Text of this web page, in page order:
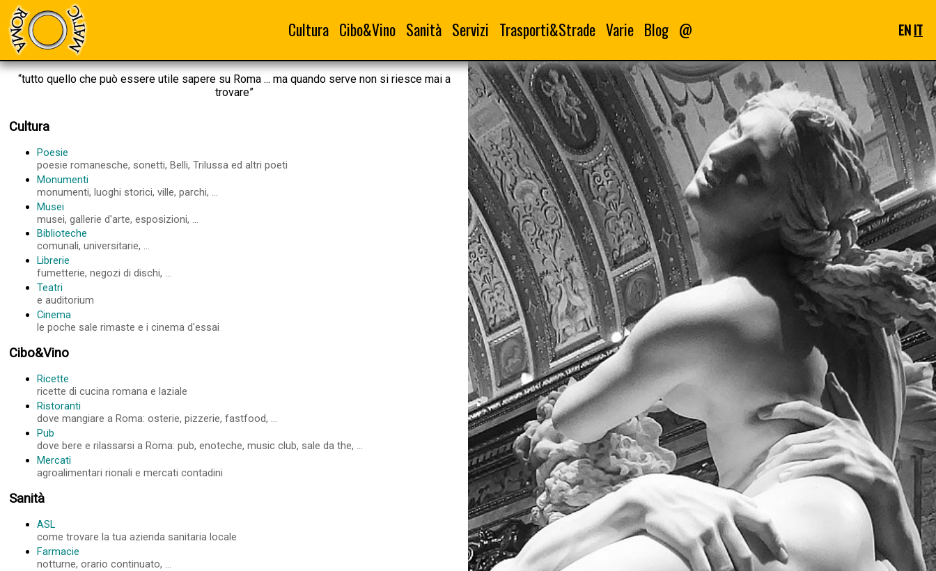
Cultura Cibo&Vino Sanità Servizi Trasporti&Strade Varie Blog @ ENIT
“tutto quello che può essere utile sapere su Roma ... ma quando serve non si riesce mai a
trovare”
Cultura
Poesie
poesie romanesche, sonetti, Belli, Trilussa ed altri poeti
Monumenti
monumenti, luoghi storici, ville, parchi, ...
Musei
musei, gallerie d'arte, esposizioni, ...
Biblioteche
comunali, universitarie, ...
Librerie
fumetterie, negozi di dischi, ...
Teatri
e auditorium
Cinema
le poche sale rimaste e i cinema d'essai
Cibo&Vino
Ricette
ricette di cucina romana e laziale
Ristoranti
dove mangiare a Roma: osterie, pizzerie, fastfood, ...
Pub
dove bere e rilassarsi a Roma: pub, enoteche, music club, sale da the, ...
Mercati
agroalimentari rionali e mercati contadini
Sanità
ASL
come trovare la tua azienda sanitaria locale
Farmacie
notturne, orario continuato, ...